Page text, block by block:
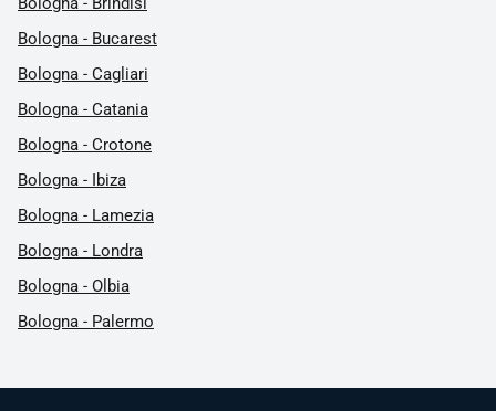
Bologna - Bucarest
Bologna - Cagliari
Bologna - Catania
Bologna - Crotone
Bologna - Ibiza
Bologna - Lamezia
Bologna - Londra
Bologna - Olbia
Bologna - Palermo